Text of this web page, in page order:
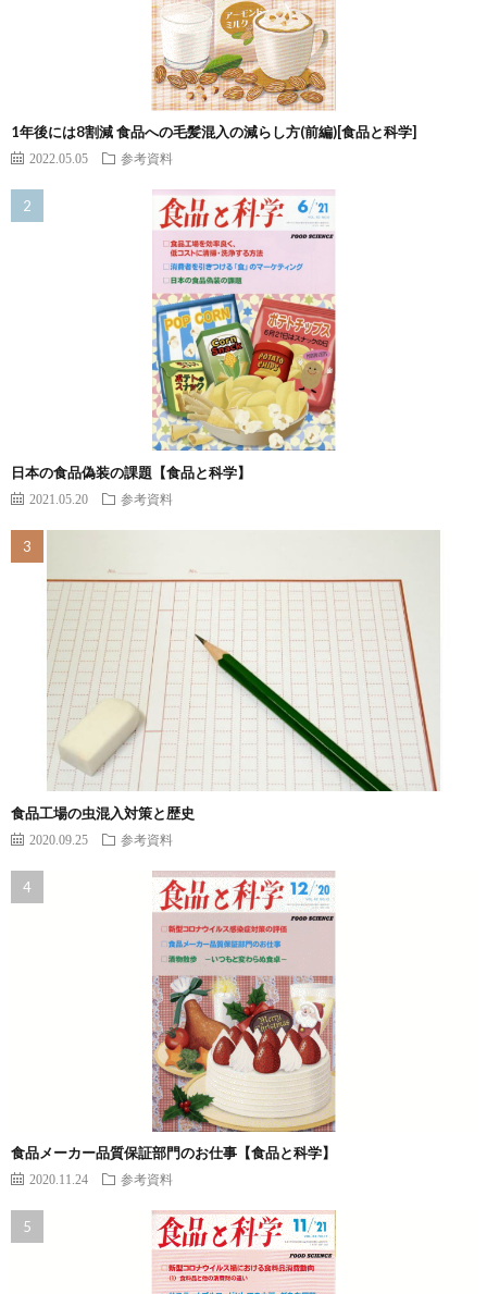
1年後には8割減 食品への毛髪混入の減らし方(前編)[食品と科学]
2022.05.05 参考資料
日本の食品偽装の課題【食品と科学】
2021.05.20 参考資料
食品工場の虫混入対策と歴史
2020.09.25 参考資料
食品メーカー品質保証部門のお仕事【食品と科学】
2020.11.24 参考資料